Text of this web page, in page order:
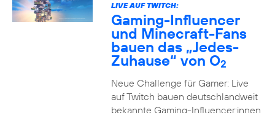
LIVE AUF TWITCH:
Gaming-Influencer
und Minecraft-Fans
bauen das „Jedes-
Zuhause“ von O2
Neue Challenge für Gamer: Live
auf Twitch bauen deutschlandweit
bekannte Gaming-Influencer:innen